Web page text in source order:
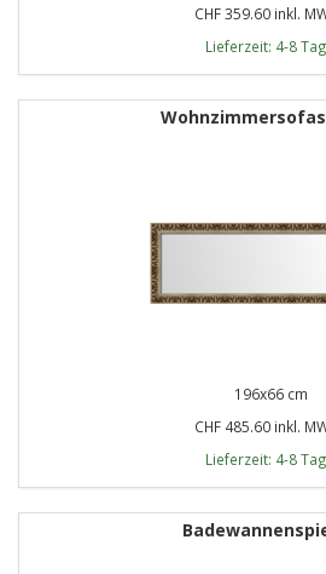
CHF 359.60 inkl.
Lieferzeit: 4-8
196x66 cm
CHF 485.60 inkl.
Lieferzeit: 4-8